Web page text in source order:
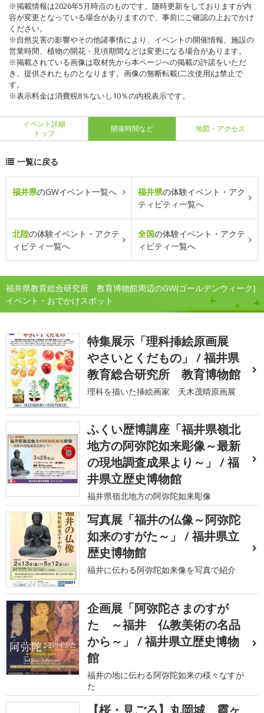
※掲載情報は2026年5月時点のものです。随時更新をしておりますが内
容が変更となっている場合がありますので、事前にご確認の上おでかけ
ください。
※自然災害の影響やその他諸事情により、イベントの開催情報、施設の
営業時間、植物の開花・見頃期間などは変更になる場合があります。
※掲載されている画像は取材先から本ページへの掲載の許諾をいただ
き、提供されたものとなります。画像の無断転載(二次使用)は禁止で
す。
※表示料金は消費税8％ないし10％の内税表示です。
イベント詳細
トップ
開催時間など 地図・アクセス
一覧に戻る
福井県のGWイベント一覧へ 福井県の体験イベント・アク
ティビティ一覧へ
北陸の体験イベント・アクテ
ィビティ一覧へ
全国の体験イベント・アクテ
ィビティ一覧へ
福井県教育総合研究所 教育博物館周辺のGW(ゴールデンウィーク)
イベント・おでかけスポット
特集展示「理科挿絵原画展
やさいとくだもの」 / 福井県
教育総合研究所 教育博物館
理科を描いた挿絵画家 天木茂晴原画展
ふくい歴博講座「福井県嶺北
地方の阿弥陀如来彫像～最新
の現地調査成果より～」 / 福
井県立歴史博物館
福井県嶺北地方の阿弥陀如来彫像
写真展「福井の仏像～阿弥陀
如来のすがた～」 / 福井県立
歴史博物館
福井に伝わる阿弥陀如来像を写真で紹介
企画展「阿弥陀さまのすが
た ～福井 仏教美術の名品
から～」 / 福井県立歴史博物
館
福井の地に伝わる阿弥陀如来の様々なすが
た
【桜・見ごろ】丸岡城、霞ヶ